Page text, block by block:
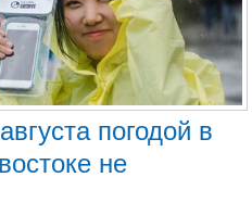
погодой в
не